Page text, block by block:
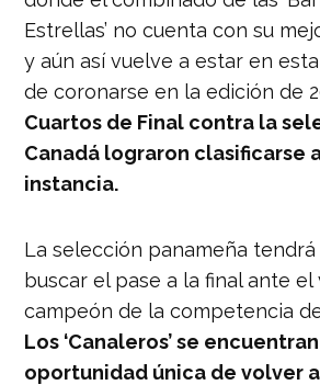
Estrellas’ no cuenta con su
y aún así vuelve a estar en
de coronarse en la edición de
Cuartos de Final contra la
Canadá lograron clasificarse
instancia.
La selección panameña tendrá
buscar el pase a la final ante el
campeón de la competencia
Los ‘Canaleros’ se
oportunidad única de volver